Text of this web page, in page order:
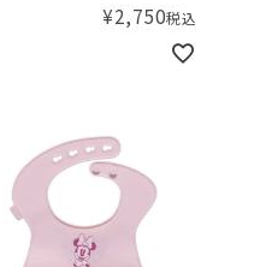
¥2,750税込